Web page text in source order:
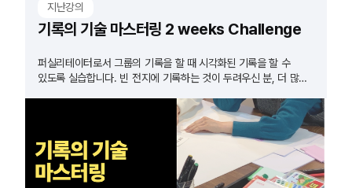
지난강의
기록의 기술 마스터링 2 weeks Challenge
퍼실리테이터로서 그룹의 기록을 할 때 시각화된 기록을 할 수
있도록 실습합니다. 빈 전지에 기록하는 것이 두려우신 분, 더 많은